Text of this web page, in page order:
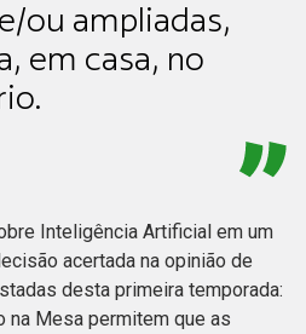
ou ampliadas,
em casa, no
Inteligência Artificial em um
acertada na opinião de
desta primeira temporada:
na Mesa permitem que as